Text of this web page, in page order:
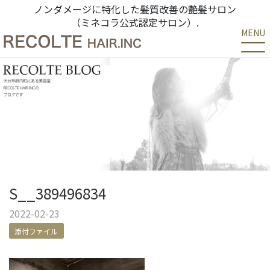
ノンダメージに特化した髪質改善の艶髪サロン
（ミネコラ公式認定サロン）.
MENU
S__389496834
2022-02-23
添付ファイル